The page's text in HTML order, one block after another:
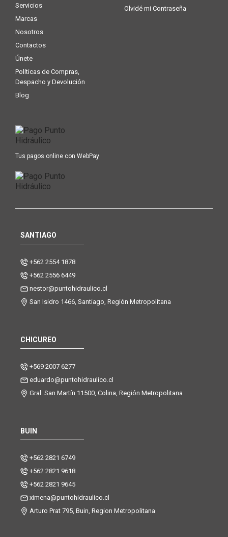
Servicios
Marcas
Nosotros
Contactos
Únete
Políticas de Compras,
Despacho y Devolución
Blog
Olvidé mi Contraseña
Tus pagos online con WebPay
SANTIAGO
+562 2554 1878
+562 2556 6449
nestor@puntohidraulico.cl
San Isidro 1466, Santiago, Región Metropolitana
CHICUREO
+569 2007 6277
eduardo@puntohidraulico.cl
Gral. San Martín 11500, Colina, Región Metropolitana
BUIN
+562 2821 6749
+562 2821 9618
+562 2821 9645
ximena@puntohidraulico.cl
Arturo Prat 795, Buin, Region Metropolitana